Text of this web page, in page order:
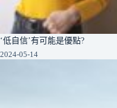
‘低自信’有可能是優點?
2024-05-14